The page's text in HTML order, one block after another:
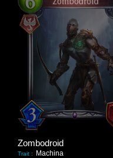
Zombodroid
Trait : Machina